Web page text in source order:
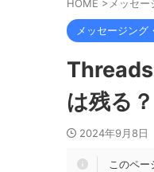
HOME >メッセー
メッセージング
は残る？
2024年9月8日
このペー